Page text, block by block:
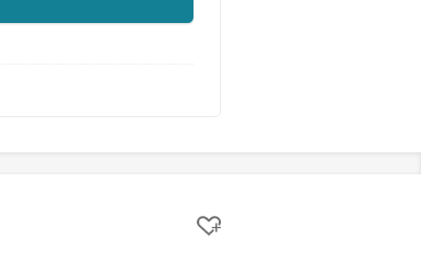
クリップする